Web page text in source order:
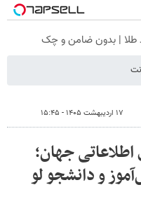
۱۷ اردیبهشت ۱۴۰۵ - ۱۵:۴۵
جهان؛
دانش‌آموز و دانشجو لو